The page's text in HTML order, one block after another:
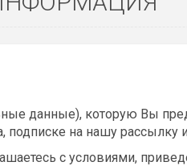
данные), которую Вы
на нашу рассылку
с условиями,